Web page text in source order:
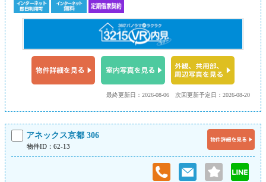
次回更新予定日：2026-08-20
最終更新日：2026-08-06
アネックス京都 306
物件ID：62-13